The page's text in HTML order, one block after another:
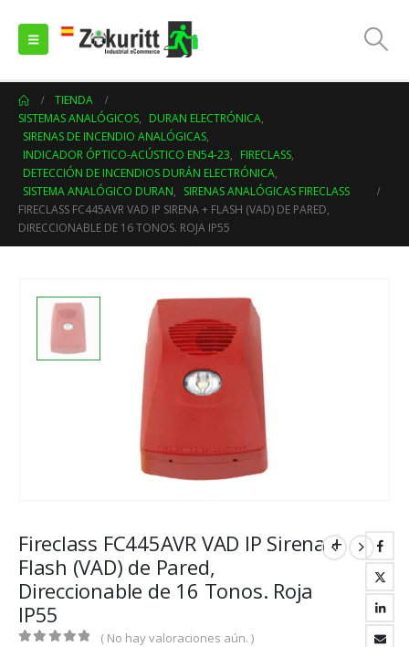
TIENDA
SISTEMAS ANALÓGICOS, DURAN ELECTRÓNICA,
SIRENAS DE INCENDIO ANALÓGICAS,
INDICADOR ÓPTICO-ACÚSTICO EN54-23, FIRECLASS,
DETECCIÓN DE INCENDIOS DURÁN ELECTRÓNICA,
SISTEMA ANALÓGICO DURAN, SIRENAS ANALÓGICAS FIRECLASS
FIRECLASS FC445AVR VAD IP SIRENA + FLASH (VAD) DE PARED,
DIRECCIONABLE DE 16 TONOS. ROJA IP55
Fireclass FC445AVR VAD IP Sirena +
Flash (VAD) de Pared,
Direccionable de 16 Tonos. Roja
IP55
( No hay valoraciones aún. )